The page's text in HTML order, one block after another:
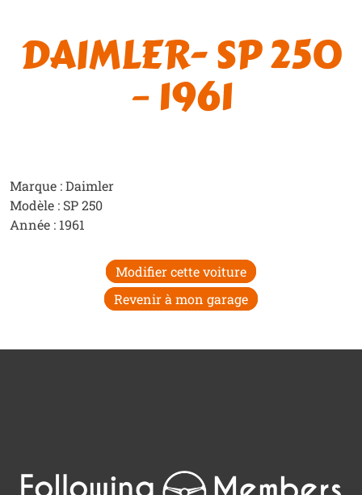
DAIMLER- SP 250
– 1961
Marque : Daimler
Modèle : SP 250
Année : 1961
Modifier cette voiture
Revenir à mon garage